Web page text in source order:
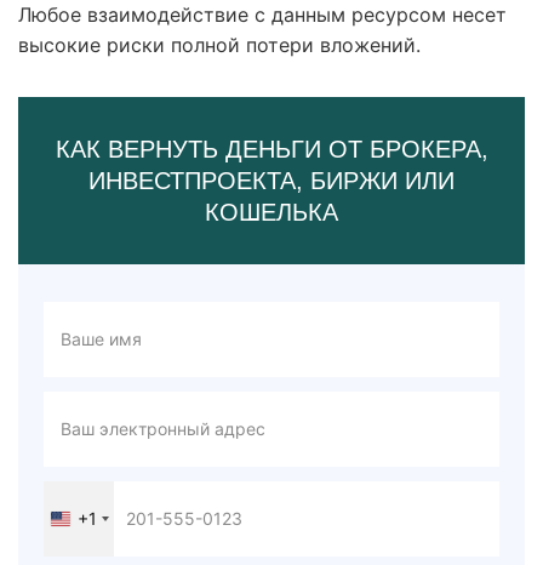
Любое взаимодействие с данным ресурсом несет
высокие риски полной потери вложений.
КАК ВЕРНУТЬ ДЕНЬГИ ОТ БРОКЕРА,
ИНВЕСТПРОЕКТА, БИРЖИ ИЛИ
КОШЕЛЬКА
United
+1